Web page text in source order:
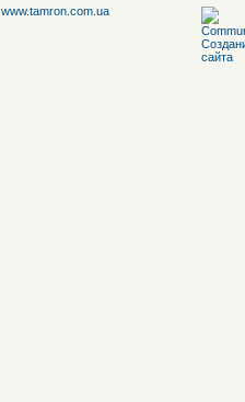
www.tamron.com.ua